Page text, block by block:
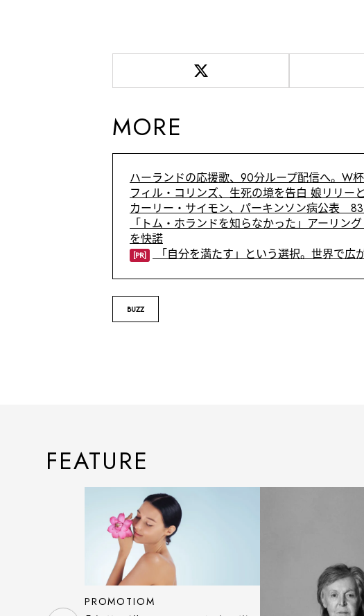
MORE
ハーランドの応援歌、90分ループ配信へ。W
フィル・コリンズ、生死の境を告白 娘リリー
カーリー・サイモン、パーキンソン病公表
「トム・ホランドを知らなかった」アーリン
を快諾
[PR] 「自分を満たす」という選択。世界で広
BUZZ
FEATURE
PROMOTIOM